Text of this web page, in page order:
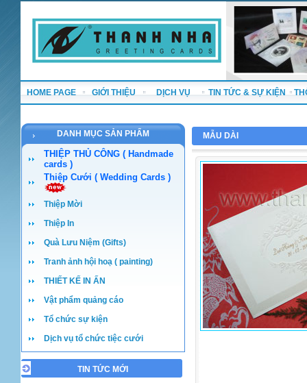
HOME PAGE GIỚI THIỆU DỊCH VỤ TIN TỨC & SỰ KIỆN
DANH MỤC SẢN PHẨM
THIỆP THỦ CÔNG ( Handmade
cards )
Thiệp Cưới ( Wedding Cards )
Thiệp Mời
Thiệp In
Quà Lưu Niệm (Gifts)
Tranh ảnh hội hoạ ( painting)
THIẾT KẾ IN ẤN
Vật phẩm quảng cáo
Tổ chức sự kiện
Dịch vụ tổ chức tiệc cưới
TIN TỨC MỚI
Những lưu ý khi đặt in và viết thiệp cưới
MẪU DÀI